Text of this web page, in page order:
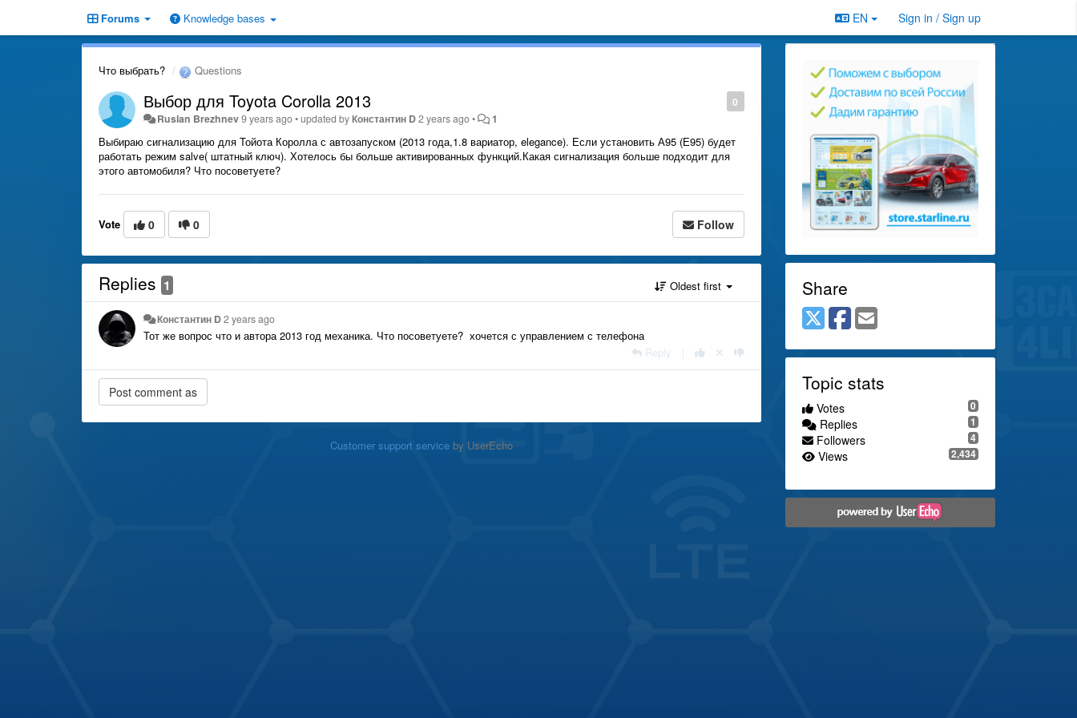
Forums Knowledge bases EN Sign in / Sign up
Что выбрать? Questions
0
Выбор для Toyota Corolla 2013
Ruslan Brezhnev9 years ago•updated byКонстантин D2 years ago• 1
Выбираю сигнализацию для Тойота Королла с автозапуском (2013 года,1.8 вариатор, elegance). Если установить А95 (Е95) будет
работать режим salve( штатный ключ). Хотелось бы больше активированных функций.Какая сигнализация больше подходит для
этого автомобиля? Что посоветуете?
Vote 0 0 Follow
Replies 1 Oldest first
Константин D2 years ago
Тот же вопрос что и автора 2013 год механика. Что посоветуете? хочется с управлением с телефона
Reply
Customer support serviceby UserEcho
Share
Topic stats
0
Votes
1
Replies
4
Followers
2,434
Views